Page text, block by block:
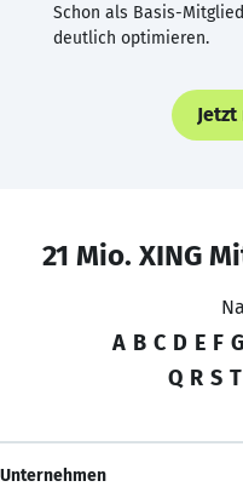
Schon als Basis-
deutlich optimieren.
21 Mio. XING
A B C D E F G
Q R S T
Unternehmen